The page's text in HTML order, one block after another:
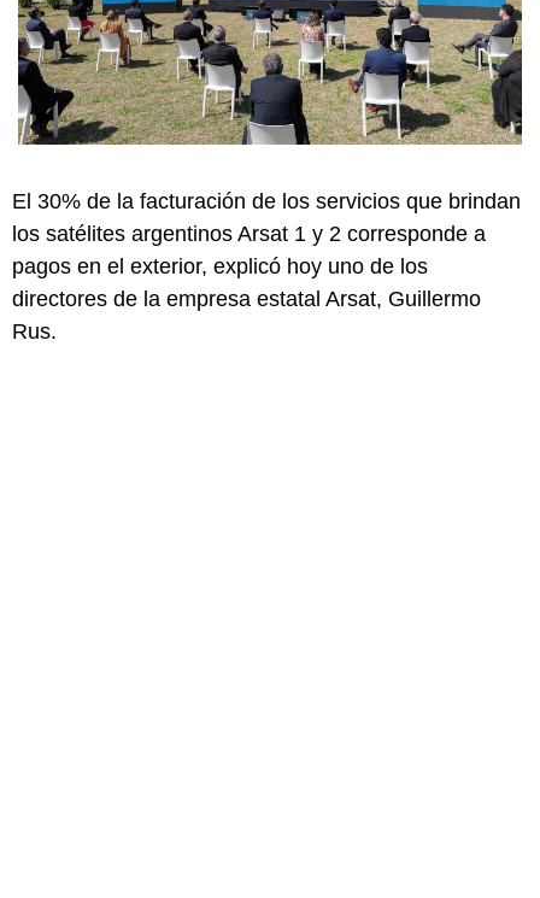
El 30% de la facturación de los servicios que brindan
los satélites argentinos Arsat 1 y 2 corresponde a
pagos en el exterior, explicó hoy uno de los
directores de la empresa estatal Arsat, Guillermo
Rus.